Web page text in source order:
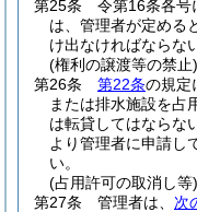
第25条
令第16条各号
は、管理者が定める
け出なければならな
(権利の譲渡等の禁止)
第26条
第22条の規定
または排水施設を占
は転貸してはならな
より管理者に申請し
い。
(占用許可の取消し等)
第27条
管理者は、 次